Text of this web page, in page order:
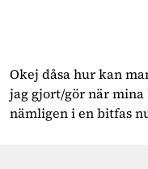
Okej dåsa hur kan
jag gjort/gör när
nämligen i en bitfas